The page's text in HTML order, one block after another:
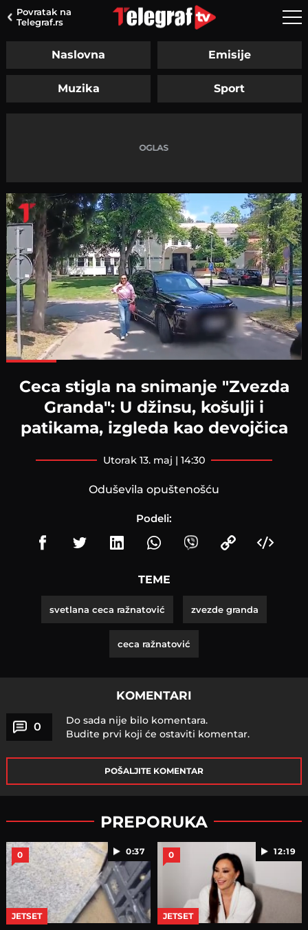
Povratak na
Telegraf.rs
Naslovna Emisije
Muzika Sport
Ceca stigla na snimanje "Zvezda
Granda": U džinsu, košulji i
patikama, izgleda kao devojčica
utorak 13. maj | 14:30
Oduševila opuštenošću
Podeli:
TEME
svetlana ceca ražnatović zvezde granda
ceca ražnatović
KOMENTARI
0
Do sada nije bilo komentara.
Budite prvi koji će ostaviti komentar.
POŠALJITE KOMENTAR
PREPORUKA
0:37
0
JETSET
12:19
0
JETSET